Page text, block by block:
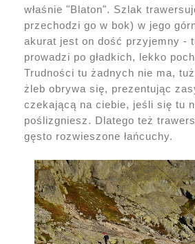
właśnie "Blaton". Szlak
przechodzi go w bok) w jego
akurat jest on dość przyjemny -
prowadzi po gładkich, lekko
Trudności tu żadnych nie ma,
żleb obrywa się, prezentując
czekającą na ciebie, jeśli się tu
poślizgniesz. Dlatego też
gęsto rozwieszone łańcuchy.